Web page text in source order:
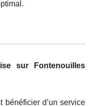
sur Fontenouilles
bénéficier d’un service